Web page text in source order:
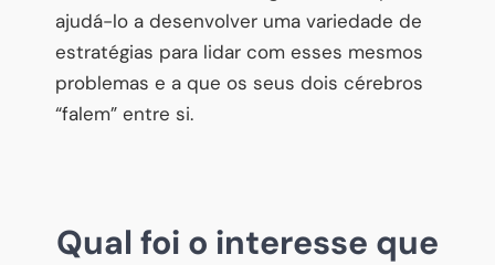
ajudá-lo a desenvolver uma variedade de
estratégias para lidar com esses mesmos
problemas e a que os seus dois cérebros
“falem” entre si.
Qual foi o interesse que